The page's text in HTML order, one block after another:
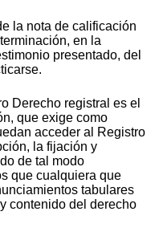
la nota de calificación
en la
presentado, del
Derecho registral es el
que exige como
acceder al Registro
la fijación y
de tal modo
que cualquiera que
tabulares
contenido del derecho